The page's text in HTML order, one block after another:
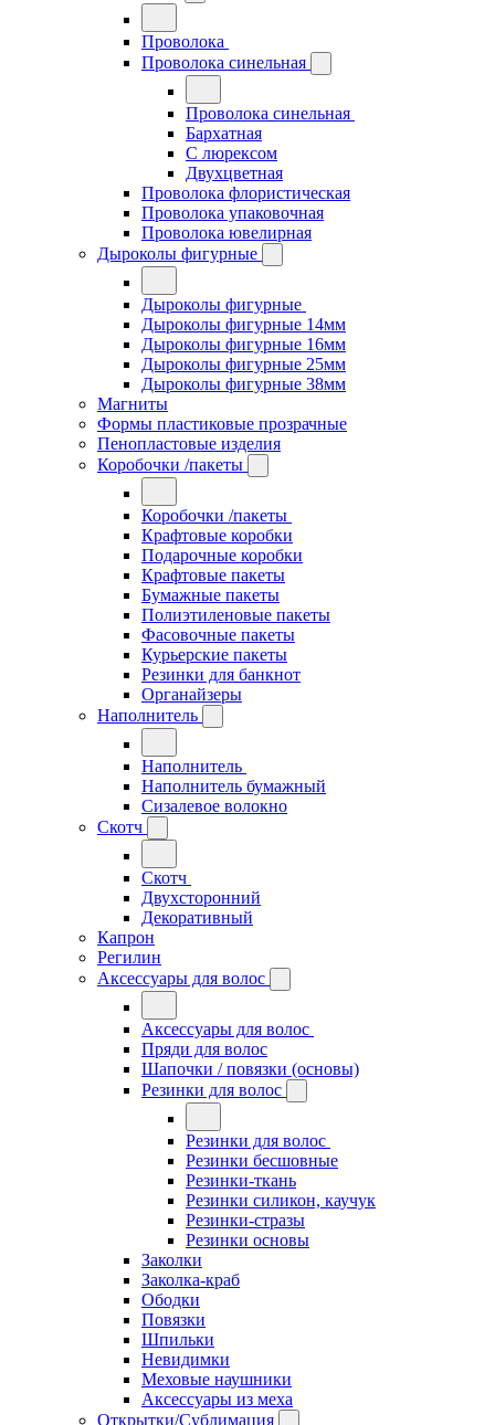
Проволока
Проволока синельная
Проволока синельная
Бархатная
С люрексом
Двухцветная
Проволока флористическая
Проволока упаковочная
Проволока ювелирная
Дыроколы фигурные
Дыроколы фигурные
Дыроколы фигурные 14мм
Дыроколы фигурные 16мм
Дыроколы фигурные 25мм
Дыроколы фигурные 38мм
Магниты
Формы пластиковые прозрачные
Пенопластовые изделия
Коробочки /пакеты
Коробочки /пакеты
Крафтовые коробки
Подарочные коробки
Крафтовые пакеты
Бумажные пакеты
Полиэтиленовые пакеты
Фасовочные пакеты
Курьерские пакеты
Резинки для банкнот
Органайзеры
Наполнитель
Наполнитель
Наполнитель бумажный
Сизалевое волокно
Скотч
Скотч
Двухсторонний
Декоративный
Капрон
Регилин
Аксессуары для волос
Аксессуары для волос
Пряди для волос
Шапочки / повязки (основы)
Резинки для волос
Резинки для волос
Резинки бесшовные
Резинки-ткань
Резинки силикон, каучук
Резинки-стразы
Резинки основы
Заколки
Заколка-краб
Ободки
Повязки
Шпильки
Невидимки
Меховые наушники
Аксессуары из меха
Открытки/Сублимация